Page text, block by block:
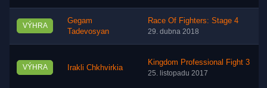
VÝHRA
Gegam
Tadevosyan
Race Of Fighters: Stage 4
29. dubna 2018
VÝHRA Irakli Chkhvirkia
Kingdom Professional Fight 3
25. listopadu 2017